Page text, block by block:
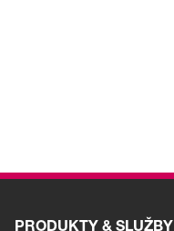
PRODUKTY & SLUŽBY